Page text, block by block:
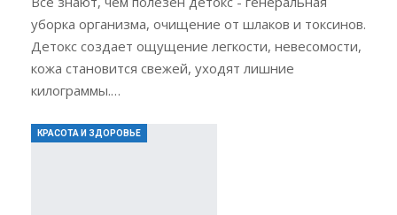
уборка организма, очищение от шлаков и токсинов.
Детокс создает ощущение легкости, невесомости,
кожа становится свежей, уходят лишние
килограммы.…
КРАСОТА И ЗДОРОВЬЕ